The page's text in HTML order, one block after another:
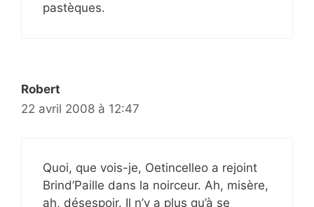
pastèques.
Robert
22 avril 2008 à 12:47
Quoi, que vois-je, Oetincelleo a rejoint
Brind’Paille dans la noirceur. Ah, misère,
ah, désespoir. Il n’y a plus qu’à se